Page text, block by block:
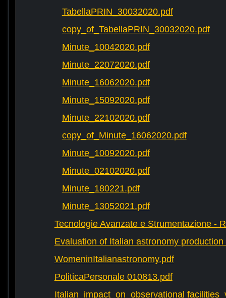
TabellaPRIN_30032020.pdf
copy_of_TabellaPRIN_30032020.pdf
Minute_10042020.pdf
Minute_22072020.pdf
Minute_16062020.pdf
Minute_15092020.pdf
Minute_22102020.pdf
copy_of_Minute_16062020.pdf
Minute_10092020.pdf
Minute_02102020.pdf
Minute_180221.pdf
Minute_13052021.pdf
Tecnologie Avanzate e Strumentazione -
Evaluation of Italian astronomy production
WomeninItalianastronomy.pdf
PoliticaPersonale 010813.pdf
Italian_impact_on_observational